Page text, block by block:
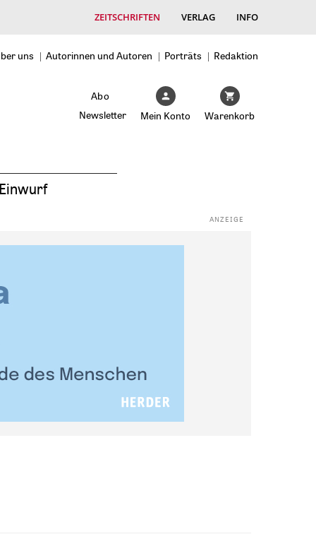
ZEITSCHRIFTEN VERLAG INFO
uns Autorinnen und Autoren Porträts
Redaktion
Abo
Newsletter
Mein Konto Warenkorb
Einwurf